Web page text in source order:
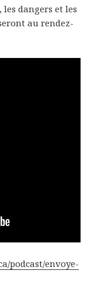
dangers et les
au rendez-
podcast/envoye-